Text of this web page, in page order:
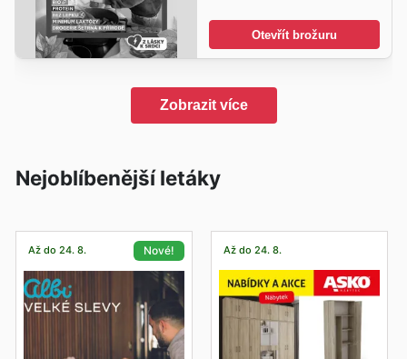
Otevřít brožuru
Zobrazit více
Nejoblíbenější letáky
Až do 24. 8. Nové! Až do 24. 8.